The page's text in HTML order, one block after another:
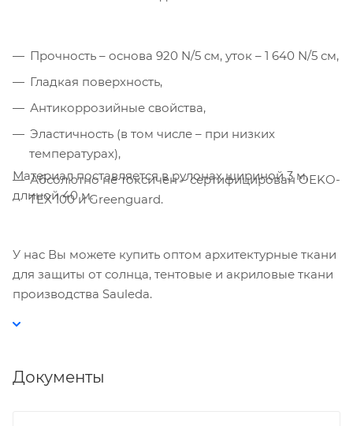
Прочность – основа 920 N/5 см, уток – 1 640 N/5 см,
Гладкая поверхность,
Антикоррозийные свойства,
Эластичность (в том числе – при низких
температурах),
Абсолютно не токсичен – сертифицирован OEKO-
TEX 100 и Greenguard.
Материал поставляется в рулонах шириной 3 м,
длиной 40 м.
У нас Вы можете купить оптом архитектурные ткани
для защиты от солнца, тентовые и акриловые ткани
производства Sauleda.
Документы
Компания «Торговый Дом Технический
Текстиль» использует cookie-файлы и
обрабатывает персональные данные с
использованием Яндекс Метрики. Это
улучшает работу сайта и
взаимодействие с ним. Подробнее - в
Политике . Подтвердите ваше согласие,
нажав кнопку "Принять".
Принять